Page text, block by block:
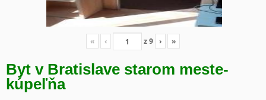
« ‹ z9 › »
Byt v Bratislave starom meste-
kúpeľňa